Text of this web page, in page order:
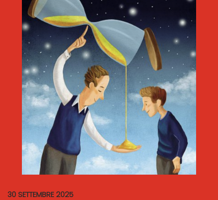
30 SETTEMBRE 2025